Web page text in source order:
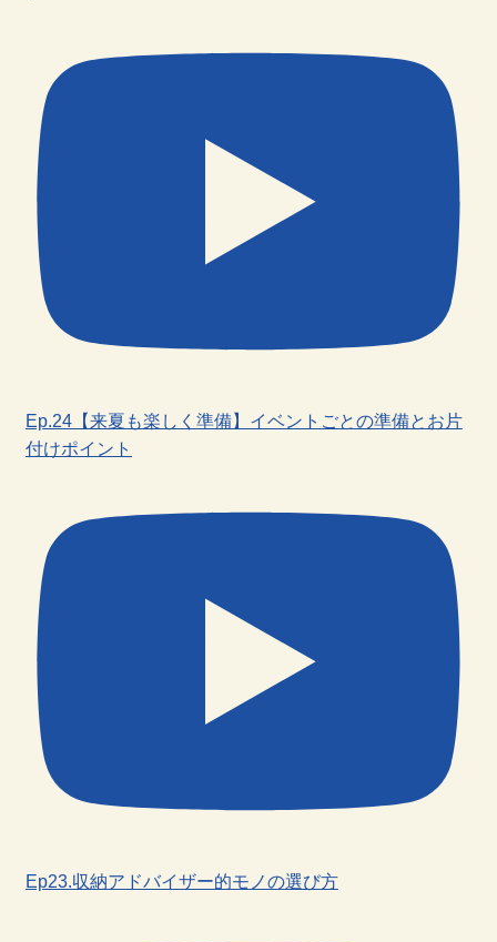
Ep.24【来夏も楽しく準備】イベントごとの準備とお片
付けポイント
Ep23.収納アドバイザー的モノの選び方